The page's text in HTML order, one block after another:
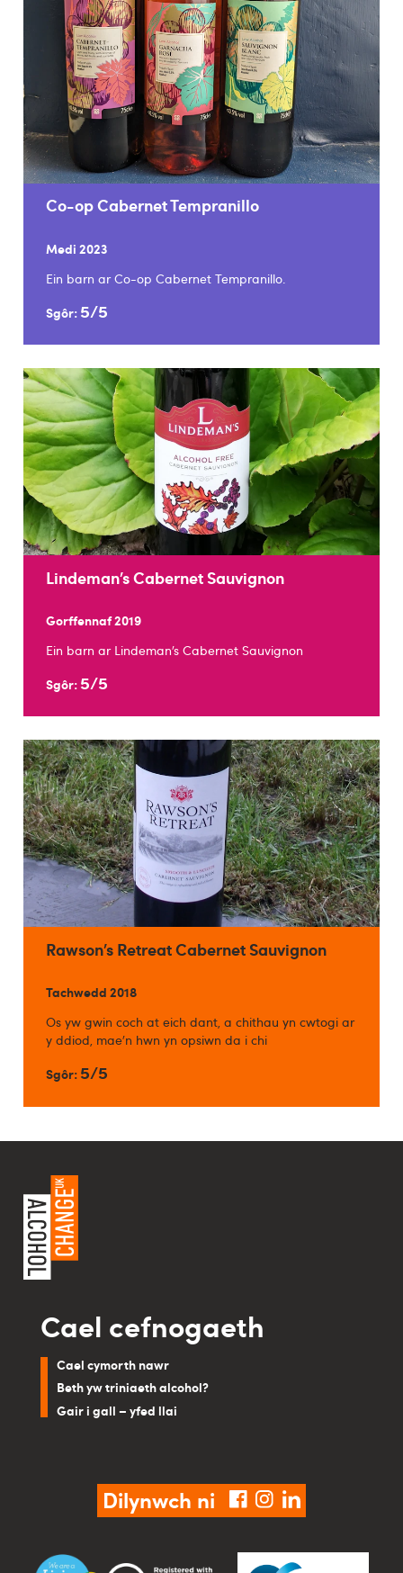
Co-op Cabernet Tempranillo
Medi 2023
Ein barn ar Co-op Cabernet Tempranillo.
Sgôr: 5/5
Lindeman’s Cabernet Sauvignon
Gorffennaf 2019
Ein barn ar Lindeman’s Cabernet Sauvignon
Sgôr: 5/5
Rawson’s Retreat Cabernet Sauvignon
Tachwedd 2018
Os yw gwin coch at eich dant, a chithau yn cwtogi ar
y ddiod, mae’n hwn yn opsiwn da i chi
Sgôr: 5/5
Cael cefnogaeth
Cael cymorth nawr
Beth yw triniaeth alcohol?
Gair i gall – yfed llai
Dilynwch ni facebook
instagram
linkedin